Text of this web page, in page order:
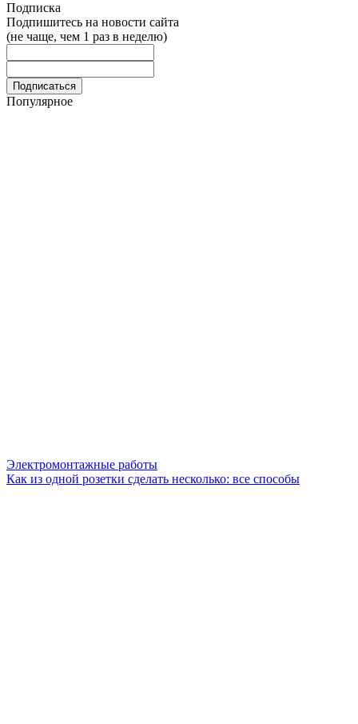
Подписка
Подпишитесь на новости сайта
(не чаще, чем 1 раз в неделю)
Популярное
Электромонтажные работы
Как из одной розетки сделать несколько: все способы